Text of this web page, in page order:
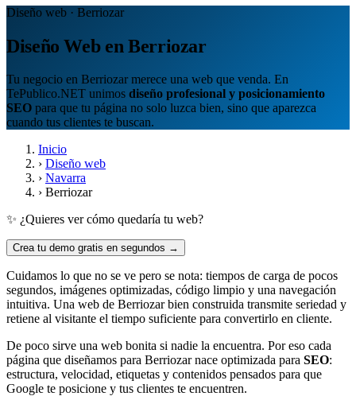
Diseño web · Berriozar
Diseño Web en Berriozar
Tu negocio en Berriozar merece una web que venda. En
TePublico.NET unimos diseño profesional y posicionamiento
SEO para que tu página no solo luzca bien, sino que aparezca
cuando tus clientes te buscan.
Inicio
› Diseño web
› Navarra
› Berriozar
✨ ¿Quieres ver cómo quedaría tu web?
Crea tu demo gratis en segundos →
Cuidamos lo que no se ve pero se nota: tiempos de carga de pocos
segundos, imágenes optimizadas, código limpio y una navegación
intuitiva. Una web de Berriozar bien construida transmite seriedad y
retiene al visitante el tiempo suficiente para convertirlo en cliente.
De poco sirve una web bonita si nadie la encuentra. Por eso cada
página que diseñamos para Berriozar nace optimizada para SEO:
estructura, velocidad, etiquetas y contenidos pensados para que
Google te posicione y tus clientes te encuentren.